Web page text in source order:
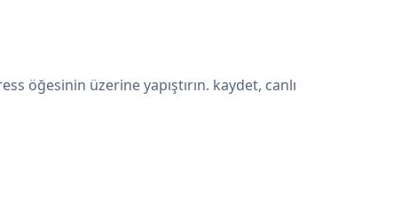
öğesinin üzerine yapıştırın. kaydet, canlı